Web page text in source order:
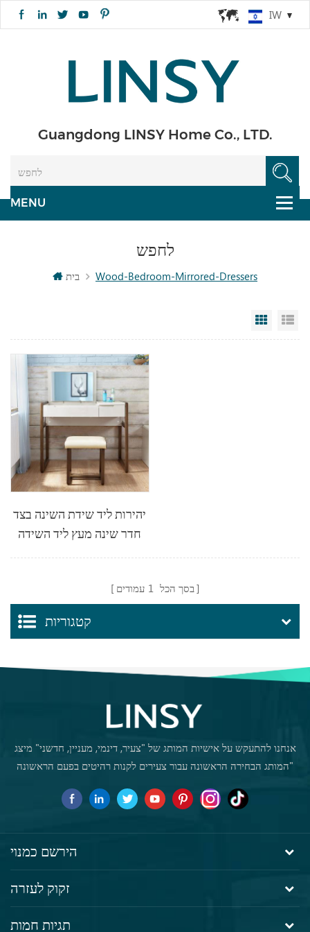
IW
Guangdong LINSY Home Co., LTD.
לחפש
בית Wood-Bedroom-Mirrored-Dressers
Grid
יהירות ליד שידת השינה בצד
חדר שינה מעץ ליד השידה
עם מראה מַרְאָה
בסך הכל 1 עמודים
קטגוריות
אנחנו להתעקש על אישיות המותג של "צעיר, דינמי, מעניין, חדשני" מיצג
"המותג הבחירה הראשונה עבור צעירים לקנות רהיטים בפעם הראשונה
הירשם כמנוי
זקוק לעזרה
תגיות חמות